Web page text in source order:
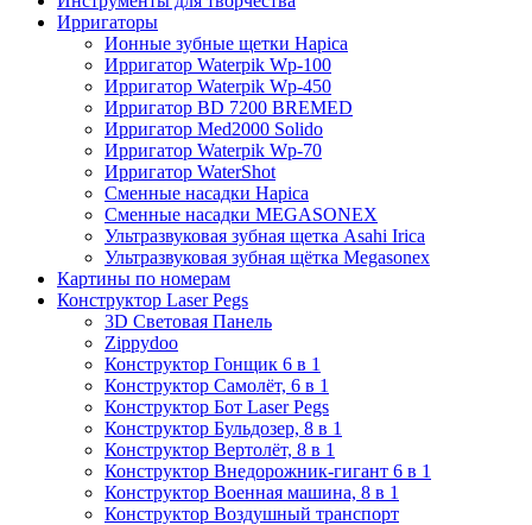
Ирригаторы
Ионные зубные щетки Hapica
Ирригатор Waterpik Wp-100
Ирригатор Waterpik Wp-450
Ирригатор BD 7200 BREMED
Ирригатор Med2000 Solido
Ирригатор Waterpik Wp-70
Ирригатор WaterShot
Сменные насадки Hapica
Сменные насадки MEGASONEX
Ультразвуковая зубная щетка Asahi Irica
Ультразвуковая зубная щётка Megasonex
Картины по номерам
Конструктор Laser Pegs
3D Световая Панель
Zippydoo
Конструктор Гонщик 6 в 1
Конструктор Cамолёт, 6 в 1
Конструктор Бот Laser Pegs
Конструктор Бульдозер, 8 в 1
Конструктор Вертолёт, 8 в 1
Конструктор Внедорожник-гигант 6 в 1
Конструктор Военная машина, 8 в 1
Конструктор Воздушный транспорт